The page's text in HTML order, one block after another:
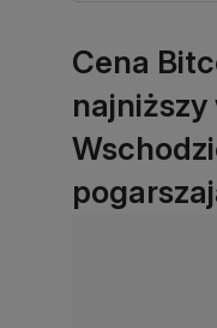
Cena